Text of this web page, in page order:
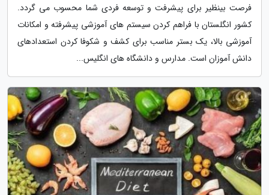
فرصت بینظیر برای پیشرفت و توسعه فردی شما محسوب می گردد.
کشور انگلستان با فراهم کردن سیستم های آموزشی پیشرفته و امکانات
آموزشی بالا، یک بستر مناسب برای کشف و شکوفا کردن استعدادهای
دانش آموزان است. مدارس و دانشگاه های انگلیس...